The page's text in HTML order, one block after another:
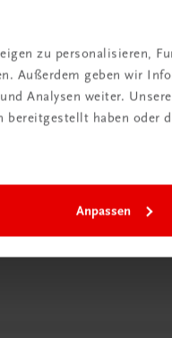
zu personalisieren,
Außerdem geben wir
Analysen weiter.
bereitgestellt haben oder
Anpassen
praktisches
das Verständnis